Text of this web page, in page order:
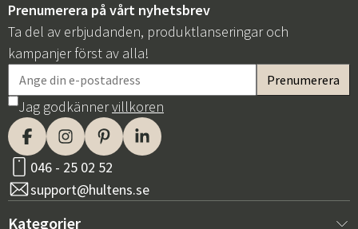
Prenumerera på vårt nyhetsbrev
Ta del av erbjudanden, produktlanseringar och
kampanjer först av alla!
Jag godkännervillkoren
046 - 25 02 52
support@hultens.se
Kategorier